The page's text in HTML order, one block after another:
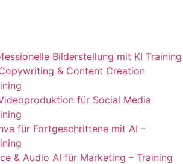
Bilderstellung mit KI Training
& Content Creation
für Social Media
für Fortgeschrittene mit AI –
& Audio AI für Marketing – Training